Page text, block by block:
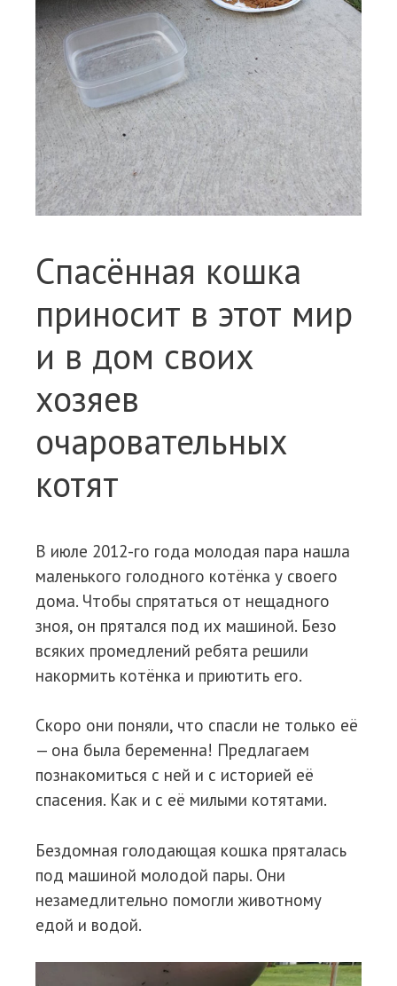
Спасённая кошка
приносит в этот мир
и в дом своих
хозяев
очаровательных
котят
В июле 2012-го года молодая пара нашла
маленького голодного котёнка у своего
дома. Чтобы спрятаться от нещадного
зноя, он прятался под их машиной. Безо
всяких промедлений ребята решили
накормить котёнка и приютить его.
Скоро они поняли, что спасли не только её
— она была беременна! Предлагаем
познакомиться с ней и с историей её
спасения. Как и с её милыми котятами.
Бездомная голодающая кошка пряталась
под машиной молодой пары. Они
незамедлительно помогли животному
едой и водой.